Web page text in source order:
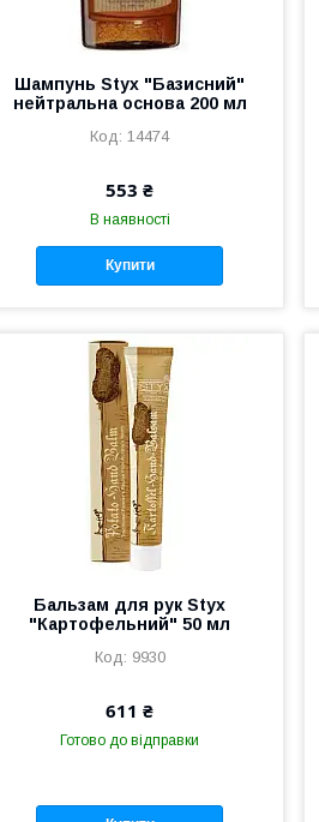
Шампунь Styx "Базисний"
нейтральна основа 200 мл
14474
553 ₴
В наявності
Купити
Бальзам для рук Styx
"Картофельний" 50 мл
9930
611 ₴
Готово до відправки